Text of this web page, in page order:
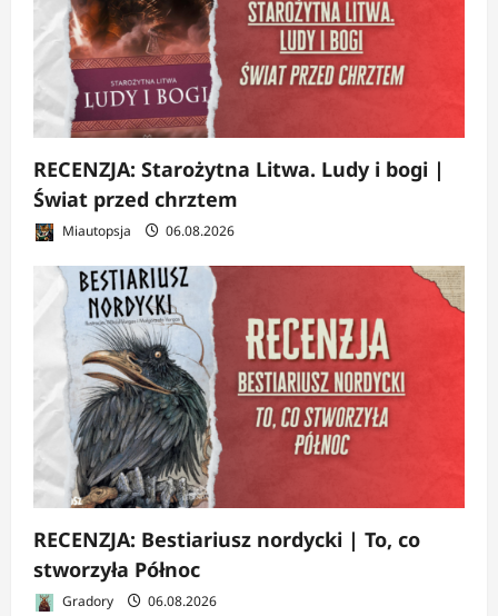
RECENZJA: Starożytna Litwa. Ludy i bogi |
Świat przed chrztem
Miautopsja 06.08.2026
RECENZJA: Bestiariusz nordycki | To, co
stworzyła Północ
Gradory 06.08.2026